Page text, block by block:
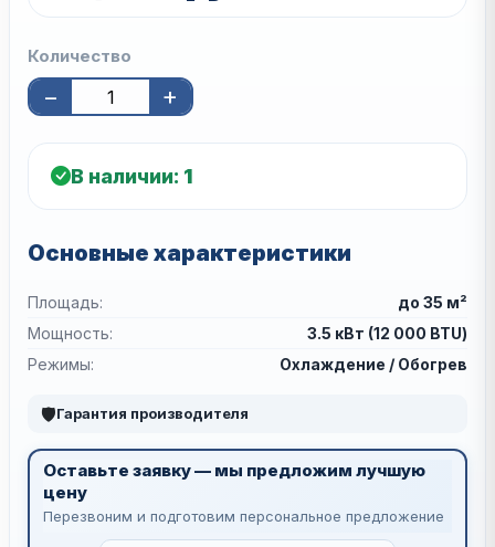
Количество
− +
В наличии: 1
Основные характеристики
Площадь:
до 35 м²
Мощность:
3.5 кВт (12 000 BTU)
Режимы:
Охлаждение / Обогрев
🛡Гарантия производителя
Оставьте заявку — мы предложим лучшую
цену
Перезвоним и подготовим персональное предложение